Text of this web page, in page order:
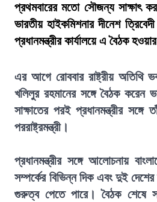
প্রথমবারের মতো সৌজন্য সাক্ষাৎ
ভারতীয় হাইকমিশনার দীনেশ
প্রধানমন্ত্রীর কার্যালয়ে এ বৈঠক
এর আগে রোববার রাষ্ট্রীয় অতিথি
খলিলুর রহমানের সঙ্গে বৈঠক করেন
সাক্ষাতের পরই প্রধানমন্ত্রীর সঙ্গে
পররাষ্ট্রমন্ত্রী।
প্রধানমন্ত্রীর সঙ্গে আলোচনায়
সম্পর্কের বিভিন্ন দিক এবং দুই
গুরুত্ব পেতে পারে। বৈঠক শেষে